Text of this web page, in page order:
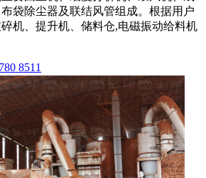
袋除尘器及联结风管组成。根据用户
机、提升机、储料仓,电磁振动给料机
8511